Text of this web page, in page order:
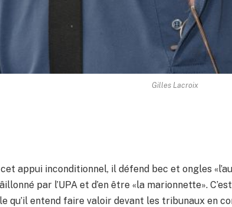
Gilles Lacroix
appui inconditionnel, il défend bec et ongles
par l’UPA et d’en être «la marionnette».
qu’il entend faire valoir devant les tribunaux en